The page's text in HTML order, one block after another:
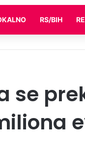
RS/BIH
se